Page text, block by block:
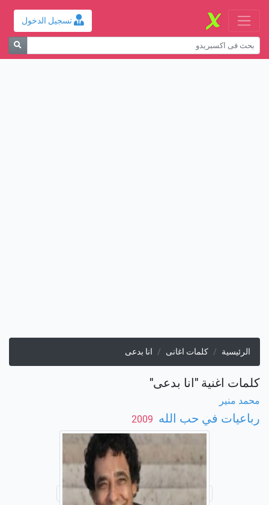
تسجيل الدخول
الرئيسية كلمات اغانى انا بدعى
كلمات اغنية "انا بدعى"
محمد منير
رباعيات في حب الله